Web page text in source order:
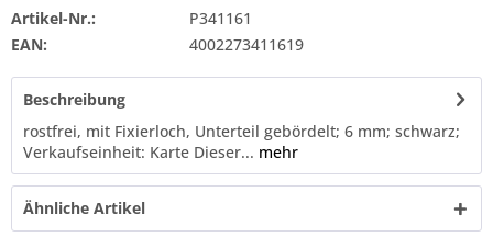
Artikel-Nr.:
P341161
EAN:
4002273411619
Beschreibung
rostfrei, mit Fixierloch, Unterteil gebördelt; 6 mm; schwarz;
Verkaufseinheit: Karte Dieser... mehr
Ähnliche Artikel